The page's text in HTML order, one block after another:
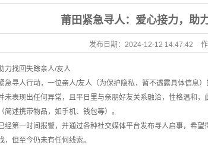
莆田紧急寻人：爱心接力，助
发布日期： 2024-12-12 14:47:42 作
力找回失踪亲人/友人
急寻人行动，一位亲人/友人（为保护隐私，暂不透露具体信息
未表现出任何异常，且平日里与亲朋好友关系融洽，性格温和
述携带物品，如手机、钱包等）。
经第一时间报警，并通过各种社交媒体平台发布寻人启事，希
，但至今仍未有任何线索。